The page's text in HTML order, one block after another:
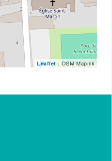
Leaflet | OSM Mapnik